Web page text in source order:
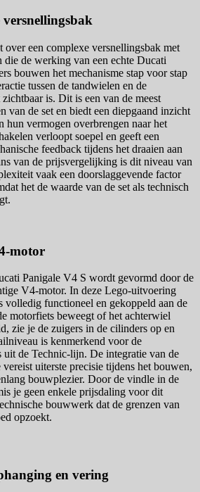
versnellingsbak
over een complexe versnellingsbak met
die de werking van een echte Ducati
bouwen het mechanisme stap voor stap
tussen de tandwielen en de
is. Dit is een van de meest
van de set en biedt een diepgaand inzicht
hun vermogen overbrengen naar het
verloopt soepel en geeft een
feedback tijdens het draaien aan
van de prijsvergelijking is dit niveau van
vaak een doorslaggevende factor
het de waarde van de set als technisch
motor
Panigale V4 S wordt gevormd door de
V4-motor. In deze Lego-uitvoering
volledig functioneel en gekoppeld aan de
motorfiets beweegt of het achterwiel
zie je de zuigers in de cilinders op en
is kenmerkend voor de
uit de Technic-lijn. De integratie van de
uiterste precisie tijdens het bouwen,
bouwplezier. Door de vindle in de
je geen enkele prijsdaling voor dit
bouwwerk dat de grenzen van
opzoekt.
en vering